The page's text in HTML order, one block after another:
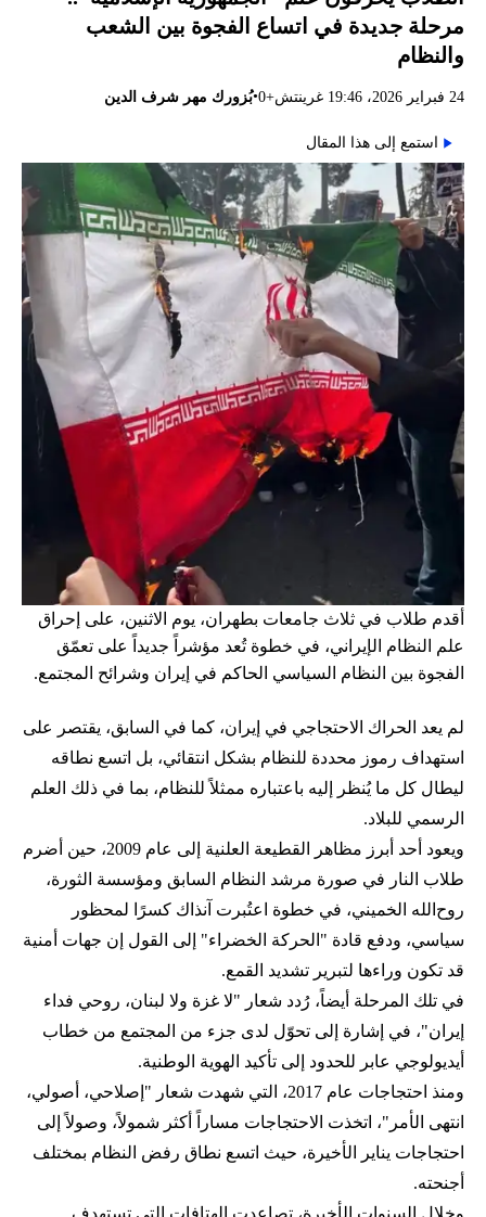
مرحلة جديدة في اتساع الفجوة بين الشعب
والنظام
24 فبراير 2026، 19:46 غرينتش+0 •بُزورك مهر شرف الدين
استمع إلى هذا المقال
أقدم طلاب في ثلاث جامعات بطهران، يوم الاثنين، على إحراق
علم النظام الإيراني، في خطوة تُعد مؤشراً جديداً على تعمّق
الفجوة بين النظام السياسي الحاكم في إيران وشرائح المجتمع.
لم يعد الحراك الاحتجاجي في إيران، كما في السابق، يقتصر على
استهداف رموز محددة للنظام بشكل انتقائي، بل اتسع نطاقه
ليطال كل ما يُنظر إليه باعتباره ممثلاً للنظام، بما في ذلك العلم
الرسمي للبلاد.
ويعود أحد أبرز مظاهر القطيعة العلنية إلى عام 2009، حين أضرم
طلاب النار في صورة مرشد النظام السابق ومؤسسة الثورة،
روح‌الله الخميني، في خطوة اعتُبرت آنذاك كسرًا لمحظور
سياسي، ودفع قادة "الحركة الخضراء" إلى القول إن جهات أمنية
قد تكون وراءها لتبرير تشديد القمع.
في تلك المرحلة أيضاً، رُدد شعار "لا غزة ولا لبنان، روحي فداء
إيران"، في إشارة إلى تحوّل لدى جزء من المجتمع من خطاب
أيديولوجي عابر للحدود إلى تأكيد الهوية الوطنية.
ومنذ احتجاجات عام 2017، التي شهدت شعار "إصلاحي، أصولي،
انتهى الأمر"، اتخذت الاحتجاجات مساراً أكثر شمولاً، وصولاً إلى
احتجاجات يناير الأخيرة، حيث اتسع نطاق رفض النظام بمختلف
أجنحته.
وخلال السنوات الأخيرة، تصاعدت الهتافات التي تستهدف